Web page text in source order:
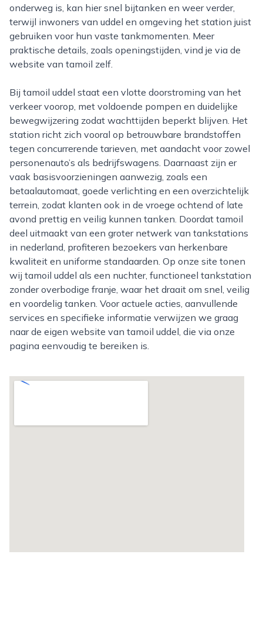
onderweg is, kan hier snel bijtanken en weer verder,
terwijl inwoners van uddel en omgeving het station juist
gebruiken voor hun vaste tankmomenten. Meer
praktische details, zoals openingstijden, vind je via de
website van tamoil zelf.
Bij tamoil uddel staat een vlotte doorstroming van het
verkeer voorop, met voldoende pompen en duidelijke
bewegwijzering zodat wachttijden beperkt blijven. Het
station richt zich vooral op betrouwbare brandstoffen
tegen concurrerende tarieven, met aandacht voor zowel
personenauto’s als bedrijfswagens. Daarnaast zijn er
vaak basisvoorzieningen aanwezig, zoals een
betaalautomaat, goede verlichting en een overzichtelijk
terrein, zodat klanten ook in de vroege ochtend of late
avond prettig en veilig kunnen tanken. Doordat tamoil
deel uitmaakt van een groter netwerk van tankstations
in nederland, profiteren bezoekers van herkenbare
kwaliteit en uniforme standaarden. Op onze site tonen
wij tamoil uddel als een nuchter, functioneel tankstation
zonder overbodige franje, waar het draait om snel, veilig
en voordelig tanken. Voor actuele acties, aanvullende
services en specifieke informatie verwijzen we graag
naar de eigen website van tamoil uddel, die via onze
pagina eenvoudig te bereiken is.